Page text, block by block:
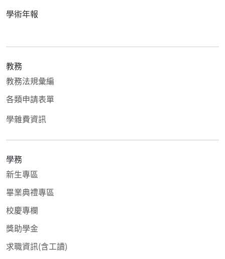
學術年報
教務
教務法規彙編
各類申請表單
學雜費資訊
學務
新生專區
畢業典禮專區
校慶專欄
獎助學金
求職資訊(含工讀)